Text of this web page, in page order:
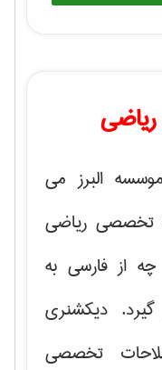
البرز می
تخصصی ریاضی
از فارسی به
گیرد. دیکشنری
تخصصی